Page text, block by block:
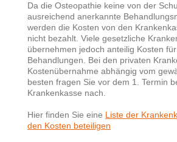
Da die Osteopathie keine von der
ausreichend anerkannte
werden die Kosten von den
nicht bezahlt. Viele gesetzliche
übernehmen jedoch anteilig Kosten
Behandlungen. Bei den privaten
Kostenübernahme abhängig vom
besten fragen Sie vor dem 1. Termin
Krankenkasse nach.
Hier finden Sie eine Liste der
den Kosten beteiligen